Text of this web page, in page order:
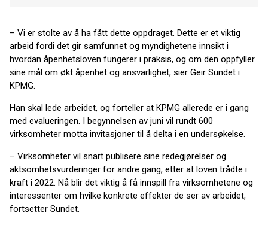
– Vi er stolte av å ha fått dette oppdraget. Dette er et viktig
arbeid fordi det gir samfunnet og myndighetene innsikt i
hvordan åpenhetsloven fungerer i praksis, og om den oppfyller
sine mål om økt åpenhet og ansvarlighet, sier Geir Sundet i
KPMG.
Han skal lede arbeidet, og forteller at KPMG allerede er i gang
med evalueringen. I begynnelsen av juni vil rundt 600
virksomheter motta invitasjoner til å delta i en undersøkelse.
– Virksomheter vil snart publisere sine redegjørelser og
aktsomhetsvurderinger for andre gang, etter at loven trådte i
kraft i 2022. Nå blir det viktig å få innspill fra virksomhetene og
interessenter om hvilke konkrete effekter de ser av arbeidet,
fortsetter Sundet.